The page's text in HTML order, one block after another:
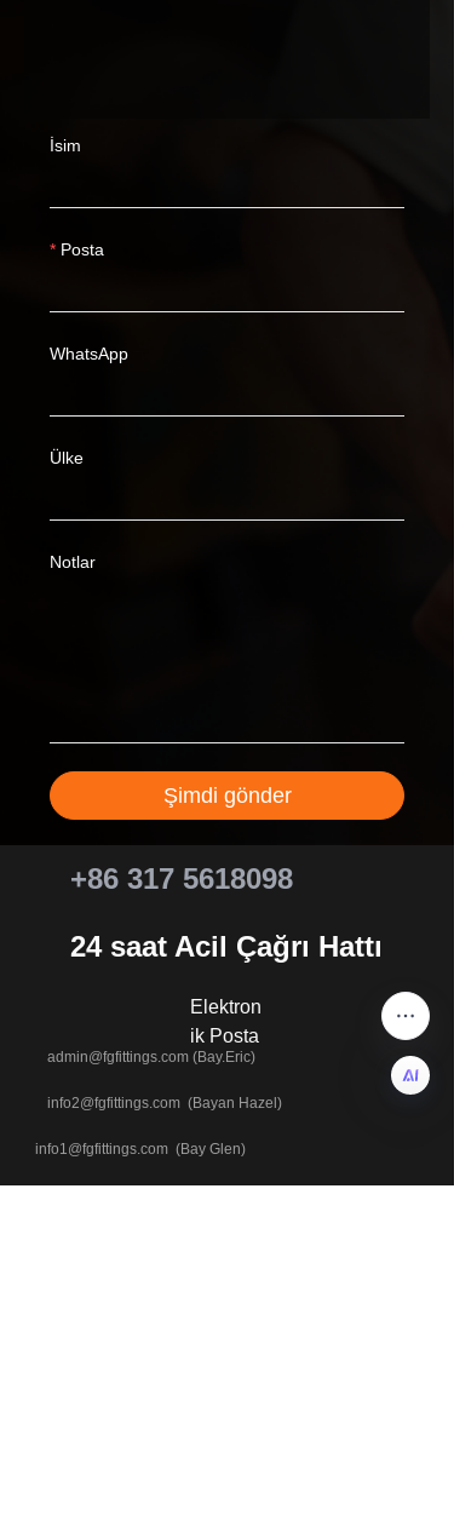
İsim
Posta
WhatsApp
Ülke
Notlar
Şimdi gönder
Elektron
ik Posta
admin@fgfittings.com (Bay.Eric)
info1@fgfittings.com (Bay Glen)
info2@fgfittings.com (Bayan Hazel)
24 saat Acil Çağrı Hattı
+86 317 5618098
TR